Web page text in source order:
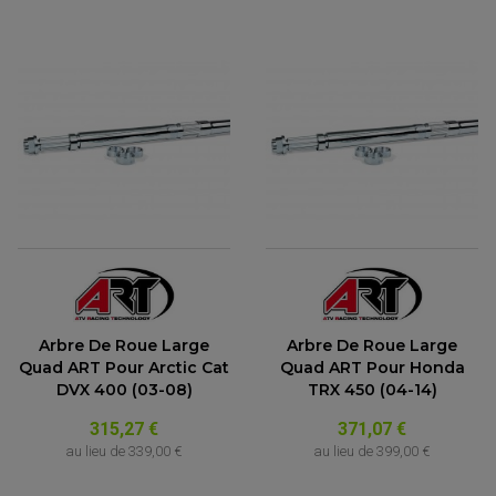
ACCESSOIRES QUAD
ACCESSOIRES ANODISES POUR QUAD
BOUCHON DE RÉSERVOIR QUAD
KIT DÉCO QUAD / SSV
KIT POIGNÉE DE GAZ QUAD
POIGNÉE QUAD
Arbre De Roue Large
Quad ART Pour Arctic Cat
DVX 400 (03-08)
315,27 €
au lieu de 339,00 €
Arbre De Roue Large
Quad ART Pour Honda
TRX 450 (04-14)
371,07 €
au lieu de 399,00 €